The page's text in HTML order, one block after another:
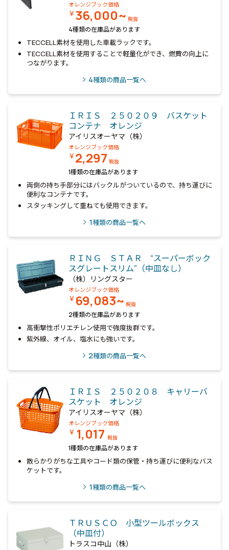
オレンジブック価格
￥36,000~ 税抜
4種類の在庫品があります
TECCELL素材を使用した車載ラックです。
TECCELL素材を使用することで軽量化ができ、燃費の向上に
つながります。
4種類の商品一覧へ
ＩＲＩＳ ２５０２０９ バスケット
コンテナ オレンジ
アイリスオーヤマ（株）
オレンジブック価格
￥2,297 税抜
1種類の在庫品があります
両側の持ち手部分にはバックルがついているので、持ち運びに
便利なコンテナです。
スタッキングして重ねても使用できます。
1種類の商品一覧へ
ＲＩＮＧ ＳＴＡＲ “スーパーボック
スグレートスリム”（中皿なし）
（株）リングスター
オレンジブック価格
￥ 69,083~ 税抜
2種類の在庫品があります
高衝撃性ポリエチレン使用で強度抜群です。
紫外線、オイル、塩水にも強いです。
2種類の商品一覧へ
ＩＲＩＳ ２５０２０８ キャリーバ
スケット オレンジ
アイリスオーヤマ（株）
オレンジブック価格
￥ 1,017 税抜
1種類の在庫品があります
散らかりがちな工具やコード類の保管・持ち運びに便利なバス
ケットです。
1種類の商品一覧へ
ＴＲＵＳＣＯ 小型ツールボックス
（中皿付）
トラスコ中山（株）